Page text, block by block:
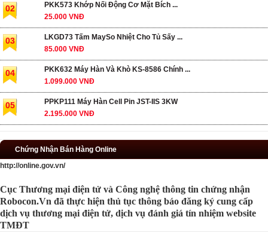
02
PKK573 Khớp Nối Động Cơ Mặt Bích ...
25.000 VNĐ
03
LKGD73 Tấm MaySo Nhiệt Cho Tủ Sấy ...
85.000 VNĐ
04
PKK632 Máy Hàn Và Khò KS-8586 Chính ...
1.099.000 VNĐ
05
PPKP111 Máy Hàn Cell Pin JST-IIS 3KW
2.195.000 VNĐ
Chứng Nhận Bán Hàng Online
http://online.gov.vn/
Cục Thương mại điện tử và Công nghệ thông tin chứng nhận
Robocon.Vn đã thực hiện thủ tục thông báo đăng ký cung cấp
dịch vụ thương mại điện tử, dịch vụ đánh giá tín nhiệm website
TMĐT